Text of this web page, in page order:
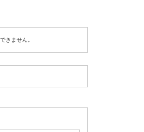
きません。